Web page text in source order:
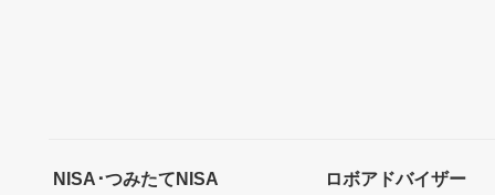
NISA･つみたてNISA ロボアドバイザー